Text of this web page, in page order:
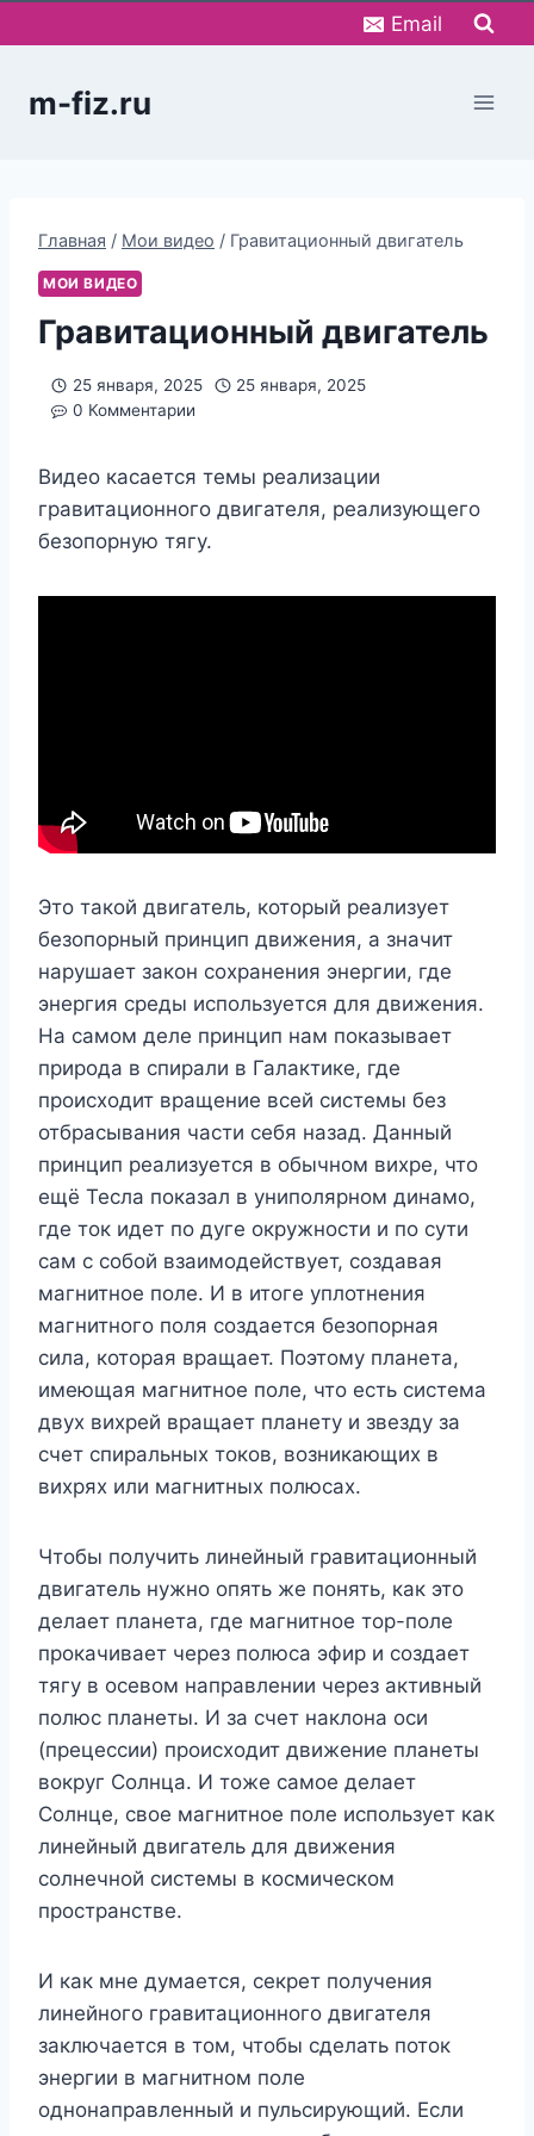
к
Email
m-fiz.ru
Главная / Мои видео / Гравитационный двигатель
МОИ ВИДЕО
Гравитационный двигатель
25 января, 2025
25 января, 2025
0 Комментарии
Видео касается темы реализации
гравитационного двигателя, реализующего
безопорную тягу.
Это такой двигатель, который реализует
безопорный принцип движения, а значит
нарушает закон сохранения энергии, где
энергия среды используется для движения.
На самом деле принцип нам показывает
природа в спирали в Галактике, где
происходит вращение всей системы без
отбрасывания части себя назад. Данный
принцип реализуется в обычном вихре, что
ещё Тесла показал в униполярном динамо,
где ток идет по дуге окружности и по сути
сам с собой взаимодействует, создавая
магнитное поле. И в итоге уплотнения
магнитного поля создается безопорная
сила, которая вращает. Поэтому планета,
имеющая магнитное поле, что есть система
двух вихрей вращает планету и звезду за
счет спиральных токов, возникающих в
вихрях или магнитных полюсах.
Чтобы получить линейный гравитационный
двигатель нужно опять же понять, как это
делает планета, где магнитное тор-поле
прокачивает через полюса эфир и создает
тягу в осевом направлении через активный
полюс планеты. И за счет наклона оси
(прецессии) происходит движение планеты
вокруг Солнца. И тоже самое делает
Солнце, свое магнитное поле использует как
линейный двигатель для движения
солнечной системы в космическом
пространстве.
И как мне думается, секрет получения
линейного гравитационного двигателя
заключается в том, чтобы сделать поток
энергии в магнитном поле
однонаправленный и пульсирующий. Если